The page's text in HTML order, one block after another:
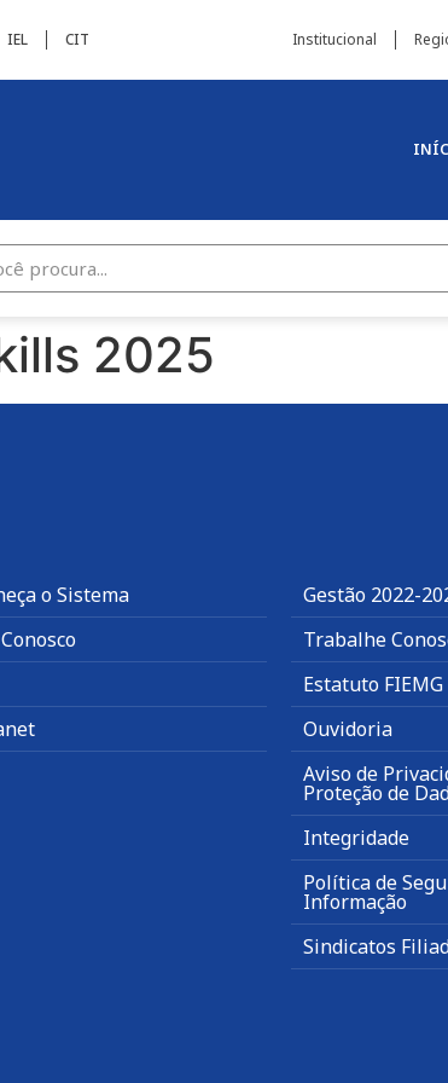
IEL CIT Institucional
2025
o Sistema
Gestão 2022-
Trabalhe
Estatuto FIEMG
Ouvidoria
Aviso de
Proteção de
Integridade
Política de
Informação
Sindicatos